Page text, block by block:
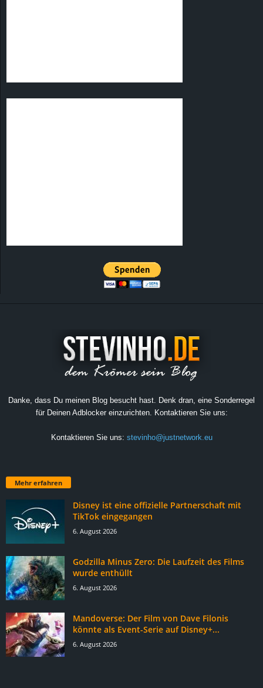
Danke, dass Du meinen Blog besucht hast. Denk dran, eine Sonderregel
für Deinen Adblocker einzurichten. Kontaktieren Sie uns:
Kontaktieren Sie uns: stevinho@justnetwork.eu
Mehr erfahren
Disney ist eine offizielle Partnerschaft mit
TikTok eingegangen
6. August 2026
Godzilla Minus Zero: Die Laufzeit des Films
wurde enthüllt
6. August 2026
Mandoverse: Der Film von Dave Filonis
könnte als Event-Serie auf Disney+...
6. August 2026